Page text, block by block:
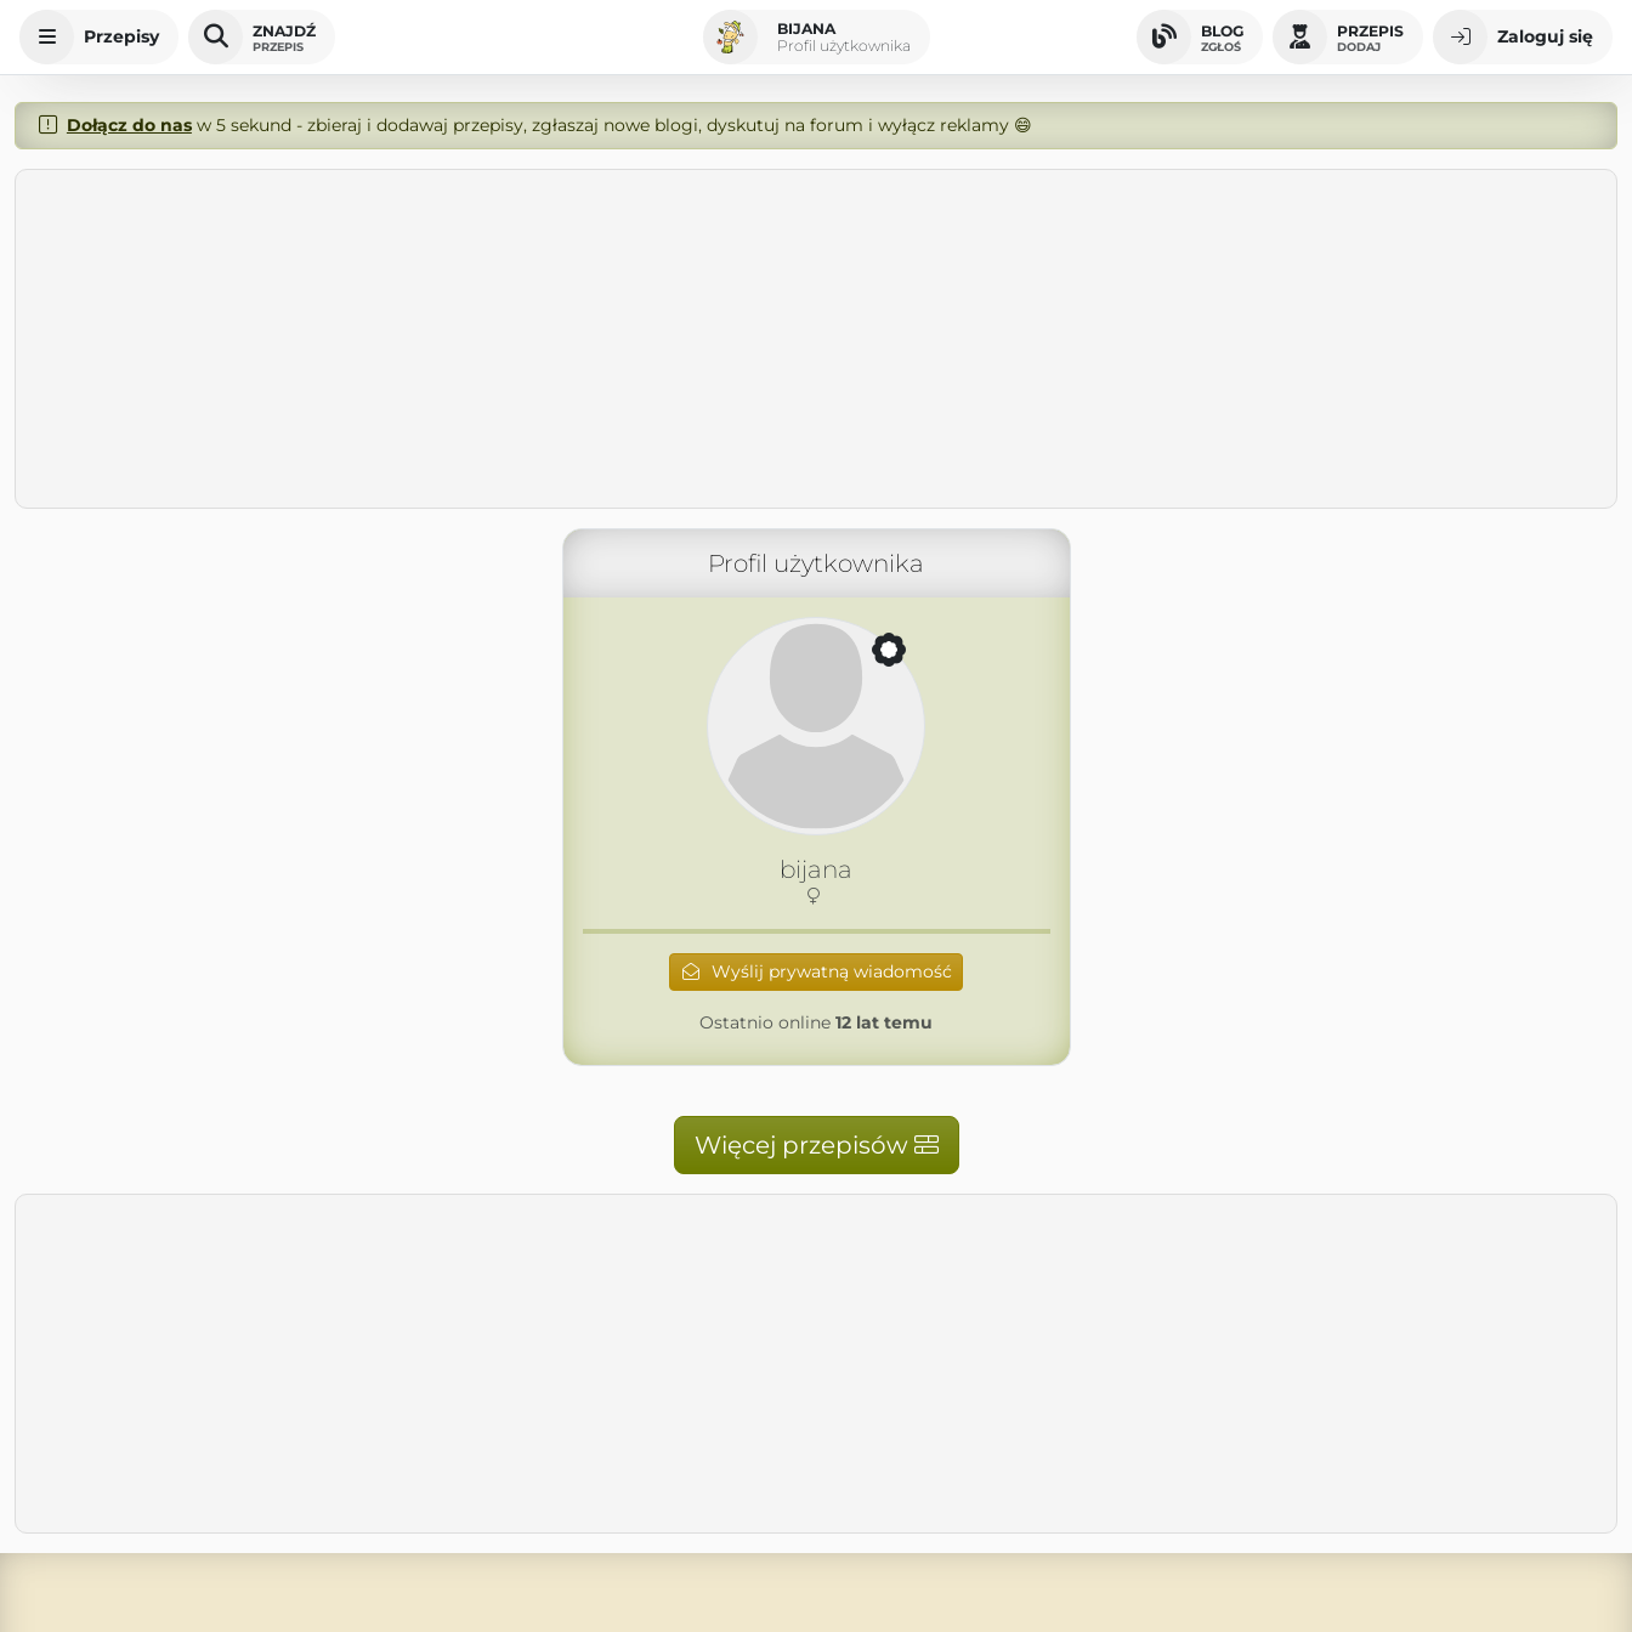
Przepisy ZNAJDŹ
PRZEPIS
BIJANA
Profil użytkownika
BLOG
ZGŁOŚ
PRZEPIS
DODAJ Zaloguj się
Dołącz do nasw 5 sekund - zbieraj i dodawaj przepisy, zgłaszaj nowe blogi, dyskutuj na forum i wyłącz reklamy 😄
Profil użytkownika
bijana
Wyślij prywatną wiadomość
Ostatnio online 12 lat temu
Więcej przepisów